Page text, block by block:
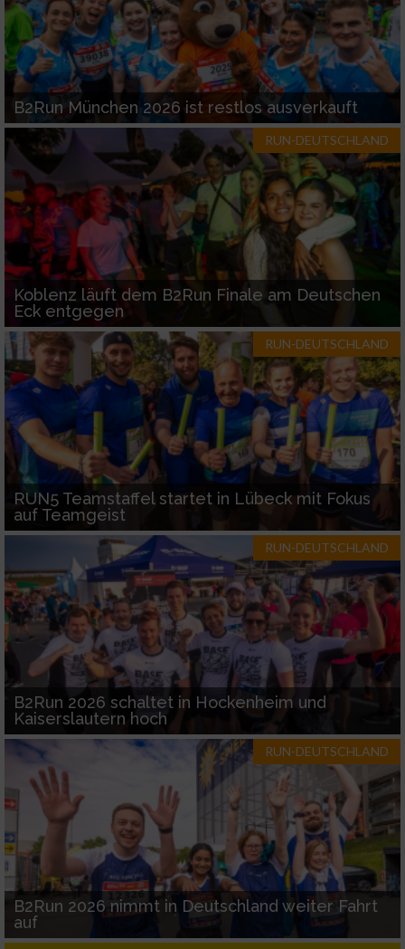
B2Run München 2026 ist restlos ausverkauft
RUN-DEUTSCHLAND
Koblenz läuft dem B2Run Finale am Deutschen
Eck entgegen
RUN-DEUTSCHLAND
RUN5 Teamstaffel startet in Lübeck mit Fokus
auf Teamgeist
RUN-DEUTSCHLAND
B2Run 2026 schaltet in Hockenheim und
Kaiserslautern hoch
RUN-DEUTSCHLAND
B2Run 2026 nimmt in Deutschland weiter Fahrt
auf